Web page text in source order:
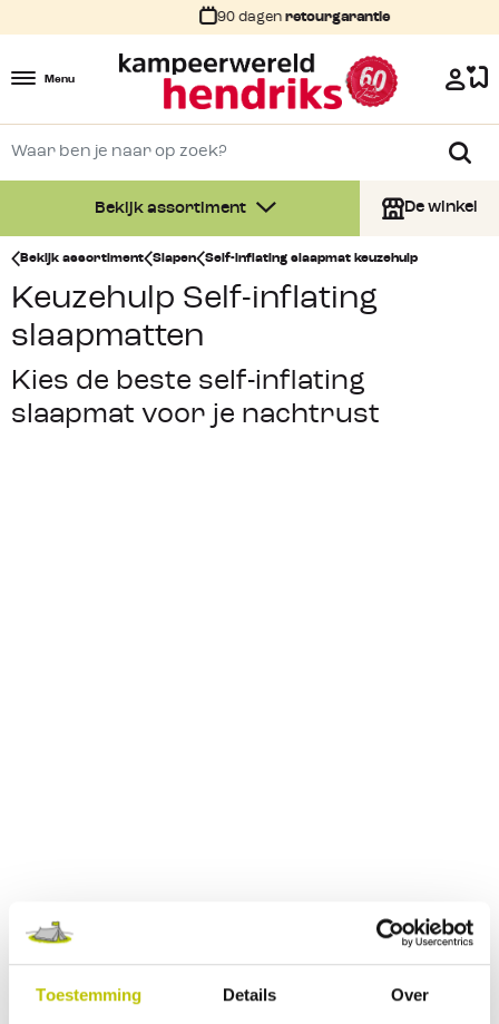
Toestemming Details Over
90 dagenretourgarantie
Menu
Bekijk assortiment De winkel
Bekijk assortiment Slapen Self-inflating slaapmat keuzehulp
Keuzehulp Self-inflating
slaapmatten
Kies de beste self-inflating
slaapmat voor je nachtrust